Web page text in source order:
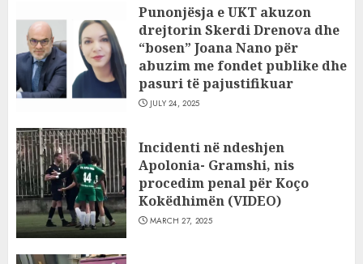
Punonjësja e UKT akuzon
drejtorin Skerdi Drenova dhe
“bosen” Joana Nano për
abuzim me fondet publike dhe
pasuri të pajustifikuar
JULY 24, 2025
Incidenti në ndeshjen
Apolonia- Gramshi, nis
procedim penal për Koço
Kokëdhimën (VIDEO)
MARCH 27, 2025